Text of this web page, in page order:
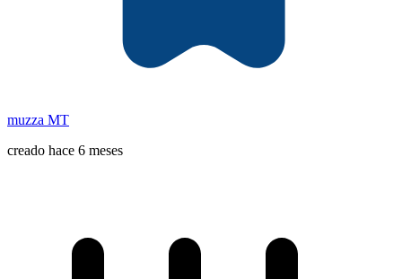
muzza MT
creado hace 6 meses